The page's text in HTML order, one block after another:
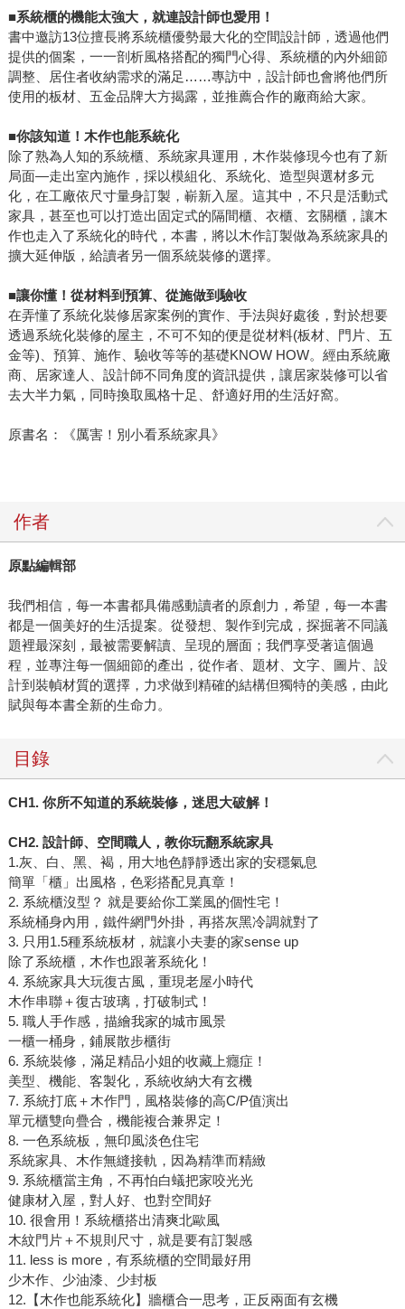
■系統櫃的機能太強大，就連設計師也愛用！
書中邀訪13位擅長將系統櫃優勢最大化的空間設計師，透過他們
提供的個案，一一剖析風格搭配的獨門心得、系統櫃的內外細節
調整、居住者收納需求的滿足……專訪中，設計師也會將他們所
使用的板材、五金品牌大方揭露，並推薦合作的廠商給大家。
■你該知道！木作也能系統化
除了熟為人知的系統櫃、系統家具運用，木作裝修現今也有了新
局面—走出室內施作，採以模組化、系統化、造型與選材多元
化，在工廠依尺寸量身訂製，嶄新入屋。這其中，不只是活動式
家具，甚至也可以打造出固定式的隔間櫃、衣櫃、玄關櫃，讓木
作也走入了系統化的時代，本書，將以木作訂製做為系統家具的
擴大延伸版，給讀者另一個系統裝修的選擇。
■讓你懂！從材料到預算、從施做到驗收
在弄懂了系統化裝修居家案例的實作、手法與好處後，對於想要
透過系統化裝修的屋主，不可不知的便是從材料(板材、門片、五
金等)、預算、施作、驗收等等的基礎KNOW HOW。經由系統廠
商、居家達人、設計師不同角度的資訊提供，讓居家裝修可以省
去大半力氣，同時換取風格十足、舒適好用的生活好窩。
原書名：《厲害！別小看系統家具》
作者
原點編輯部
我們相信，每一本書都具備感動讀者的原創力，希望，每一本書
都是一個美好的生活提案。從發想、製作到完成，探掘著不同議
題裡最深刻，最被需要解讀、呈現的層面；我們享受著這個過
程，並專注每一個細節的產出，從作者、題材、文字、圖片、設
計到裝幀材質的選擇，力求做到精確的結構但獨特的美感，由此
賦與每本書全新的生命力。
目錄
CH1. 你所不知道的系統裝修，迷思大破解！
CH2. 設計師、空間職人，教你玩翻系統家具
1.灰、白、黑、褐，用大地色靜靜透出家的安穩氣息
簡單「櫃」出風格，色彩搭配見真章！
2. 系統櫃沒型？ 就是要給你工業風的個性宅！
系統桶身內用，鐵件網門外掛，再搭灰黑冷調就對了
3. 只用1.5種系統板材，就讓小夫妻的家sense up
除了系統櫃，木作也跟著系統化！
4. 系統家具大玩復古風，重現老屋小時代
木作串聯＋復古玻璃，打破制式！
5. 職人手作感，描繪我家的城市風景
一櫃一桶身，鋪展散步櫃街
6. 系統裝修，滿足精品小姐的收藏上癮症！
美型、機能、客製化，系統收納大有玄機
7. 系統打底＋木作門，風格裝修的高C/P值演出
單元櫃雙向疊合，機能複合兼界定！
8. 一色系統板，無印風淡色住宅
系統家具、木作無縫接軌，因為精準而精緻
9. 系統櫃當主角，不再怕白蟻把家咬光光
健康材入屋，對人好、也對空間好
10. 很會用！系統櫃搭出清爽北歐風
木紋門片＋不規則尺寸，就是要有訂製感
11. less is more，有系統櫃的空間最好用
少木作、少油漆、少封板
12.【木作也能系統化】牆櫃合一思考，正反兩面有玄機